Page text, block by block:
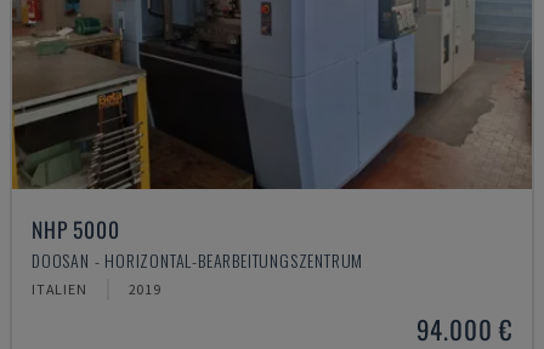
NHP 5000
DOOSAN - HORIZONTAL-BEARBEITUNGSZENTRUM
ITALIEN 2019
94.000 €